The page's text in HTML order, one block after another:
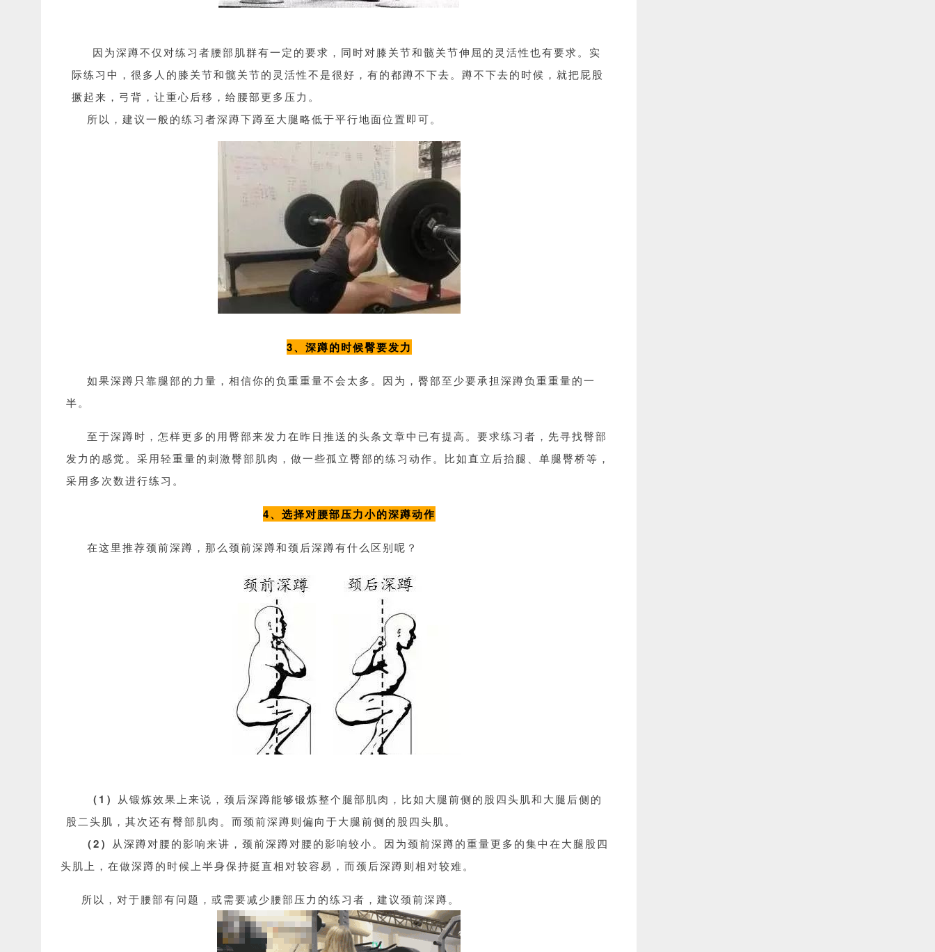
因为深蹲不仅对练习者腰部肌群有一定的要求，同时对膝关节和髋关节伸屈的灵活性也有要求。实
际练习中，很多人的膝关节和髋关节的灵活性不是很好，有的都蹲不下去。蹲不下去的时候，就把屁股
撅起来，弓背，让重心后移，给腰部更多压力。
所以，建议一般的练习者深蹲下蹲至大腿略低于平行地面位置即可。
3、深蹲的时候臀要发力
如果深蹲只靠腿部的力量，相信你的负重重量不会太多。因为，臀部至少要承担深蹲负重重量的一
半。
至于深蹲时，怎样更多的用臀部来发力在昨日推送的头条文章中已有提高。要求练习者，先寻找臀部
发力的感觉。采用轻重量的刺激臀部肌肉，做一些孤立臀部的练习动作。比如直立后抬腿、单腿臀桥等，
采用多次数进行练习。
4、选择对腰部压力小的深蹲动作
在这里推荐颈前深蹲，那么颈前深蹲和颈后深蹲有什么区别呢？
（1）
从锻炼效果上来说，颈后深蹲能够锻炼整个腿部肌肉，比如大腿前侧的股四头肌和大腿后侧的
股二头肌，其次还有臀部肌肉。而颈前深蹲则偏向于大腿前侧的股四头肌。
（2）
从深蹲对腰的影响来讲，颈前深蹲对腰的影响较小。因为颈前深蹲的重量更多的集中在大腿股四
头肌上，在做深蹲的时候上半身保持挺直相对较容易，而颈后深蹲则相对较难。
所以，对于腰部有问题，或需要减少腰部压力的练习者，建议颈前深蹲。